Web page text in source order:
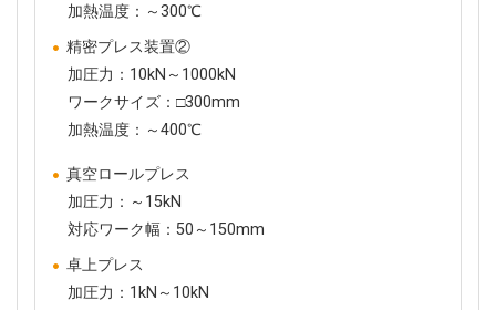
加熱温度：～300℃
精密プレス装置②
加圧力：10kN～1000kN
ワークサイズ：□300mm
加熱温度：～400℃
真空ロールプレス
加圧力：～15kN
対応ワーク幅：50～150mm
卓上プレス
加圧力：1kN～10kN